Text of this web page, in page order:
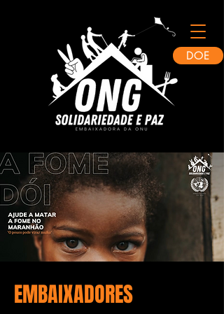
DOE
EMBAIXADORES